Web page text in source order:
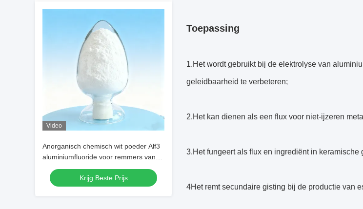
Video
Anorganisch chemisch wit poeder Alf3
aluminiumfluoride voor remmers van
alcoholproductie
Krijg Beste Prijs
Toepassing
1.Het wordt gebruikt bij de elektrolyse van
geleidbaarheid te verbeteren;
2.Het kan dienen als een flux voor niet-ijzeren
3.Het fungeert als flux en ingrediënt in
4Het remt secundaire gisting bij de productie van